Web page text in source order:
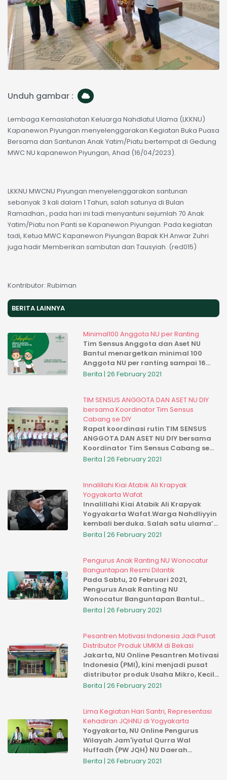
Unduh gambar :
Lembaga Kemaslahatan Keluarga Nahdlatul Ulama (LKKNU)
Kapanewon Piyungan menyelenggarakan Kegiatan Buka Puasa
Bersama dan Santunan Anak Yatim/Piatu bertempat di Gedung
MWC NU kapanewon Piyungan, Ahad (16/04/2023).
LKKNU MWCNU Piyungan menyelenggarakan santunan
sebanyak 3 kali dalam 1 Tahun, salah satunya di Bulan
Ramadhan., pada hari ini tadi menyantuni sejumlah 70 Anak
Yatim/Piatu non Panti se Kapanewon Piyungan. Pada kegiatan
tadi, Ketua MWC Kapanewon Piyungan Bapak KH.Anwar Zuhri
juga hadir Memberikan sambutan dan Tausyiah. (red015)
Kontributor: Rubiman
BERITA LAINNYA
Minimal100 Anggota NU per Ranting
Tim Sensus Anggota dan Aset NU
Bantul menargetkan minimal 100
Anggota NU per ranting sampai 16
Rajab 1442 H ini
Berita | 26 February 2021
TIM SENSUS ANGGOTA DAN ASET NU DIY
bersama Koordinator Tim Sensus
Cabang se DIY
Rapat koordinasi rutin TIM SENSUS
ANGGOTA DAN ASET NU DIY bersama
Koordinator Tim Sensus Cabang se
DIY di kantor PWNU DIY untuk melihat
Berita | 26 February 2021
Innalillahi Kiai Atabik Ali Krapyak
Yogyakarta Wafat
Innalillahi Kiai Atabik Ali Krapyak
Yogyakarta Wafat.Warga Nahdliyyin
kembali berduka. Salah satu ulama’
kharismatik dan pengasuh Pondok
Berita | 26 February 2021
Pengurus Anak Ranting NU Wonocatur
Banguntapan Resmi Dilantik
Pada Sabtu, 20 Februari 2021,
Pengurus Anak Ranting NU
Wonocatur Banguntapan Bantul
resmi dilantik. Pelantikan dipimpin
Muhammad Jamil. M. A...
Berita | 26 February 2021
Pesantren Motivasi Indonesia Jadi Pusat
Distributor Produk UMKM di Bekasi
Jakarta, NU Online Pesantren Motivasi
Indonesia (PMI), kini menjadi pusat
distributor produk Usaha Mikro, Kecil,
Menengah di Kabupaten Bekasi. Hal
Berita | 26 February 2021
Lima Kegiatan Hari Santri, Representasi
Kehadiran JQHNU di Yogyakarta
Yogyakarta, NU Online Pengurus
Wilayah Jam'iyatul Qurra Wal
Huffadh (PW JQH) NU Daerah
Istimewa Yogyakarta beserta seluruh
Berita | 26 February 2021